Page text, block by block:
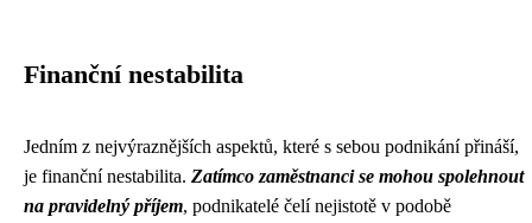
Finanční nestabilita
Jedním z nejvýraznějších aspektů, které s sebou podnikání přináší,
je finanční nestabilita. Zatímco zaměstnanci se mohou spolehnout
na pravidelný příjem, podnikatelé čelí nejistotě v podobě